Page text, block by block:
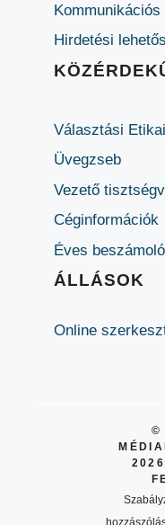
Hirdetési
Választási
Üvegzseb
Vezető
Céginformációk
Éves
ÁLLÁSOK
Online
©